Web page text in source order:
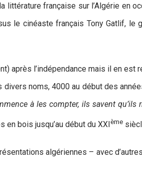
française sur l’Algérie en
le cinéaste français Tony Gatlif, le
l’indépendance mais il en est
noms, 4000 au début des
à les compter, ils savent qu’ils
bois jusqu’au début du XXIème
algériennes – avec